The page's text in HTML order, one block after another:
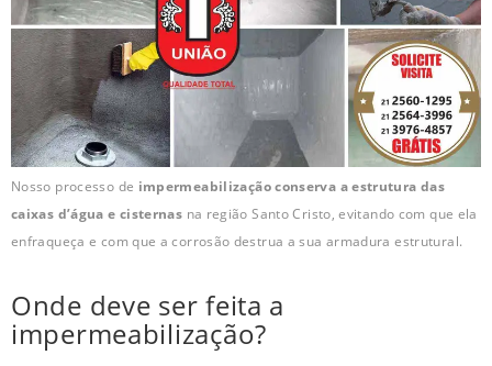
Nosso processo de impermeabilização conserva a estrutura das
caixas d’água e cisternas na região Santo Cristo, evitando com que ela
enfraqueça e com que a corrosão destrua a sua armadura estrutural.
Onde deve ser feita a
impermeabilização?